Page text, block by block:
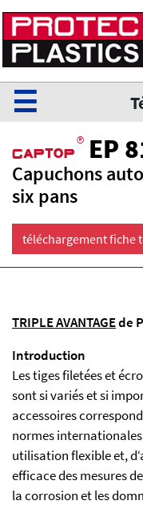
☰
CaPtoP ® EP
Capuchons
six pans
téléchargement fiche
TRIPLE AVANTAGEde
Introduction
Les tiges filetées et
sont si variés et si
accessoires
normes
utilisation flexible et,
efficace des mesures
la corrosion et les